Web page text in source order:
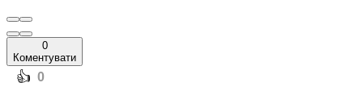
0
Коментувати
️👍 0